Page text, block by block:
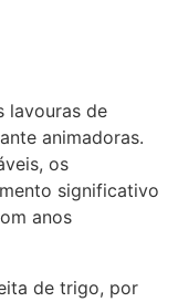
lavouras de
animadoras.
os
significativo
anos
de trigo, por